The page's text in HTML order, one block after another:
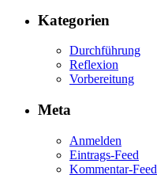
Kategorien
Durchführung
Reflexion
Vorbereitung
Meta
Anmelden
Eintrags-Feed
Kommentar-Feed